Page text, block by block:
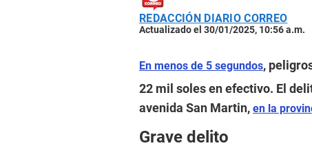
REDACCIÓN DIARIO CORREO
Actualizado el 30/01/2025, 10:56 a.m.
En menos de 5 segundos,
22 mil soles en efectivo. El
avenida San Martin, en la
Grave delito